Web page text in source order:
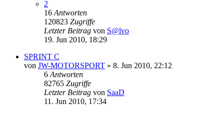
2
16 Antworten
120823 Zugriffe
Letzter Beitrag von S@lvo
19. Jun 2010, 18:29
SPRINT C
von JW-MOTORSPORT » 8. Jun 2010, 22:12
6 Antworten
82765 Zugriffe
Letzter Beitrag von SaaD
11. Jun 2010, 17:34